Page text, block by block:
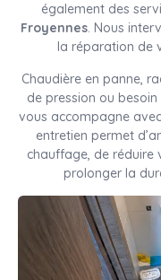
également des
Froyennes. Nous
la réparation de
Chaudière en panne,
de pression ou
vous accompagne
entretien permet
chauffage, de réduire
prolonger la